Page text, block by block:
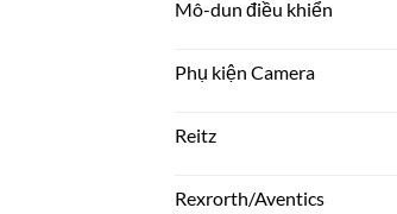
Mô-dun điều khiển
Phụ kiện Camera
Reitz
Rexrorth/Aventics